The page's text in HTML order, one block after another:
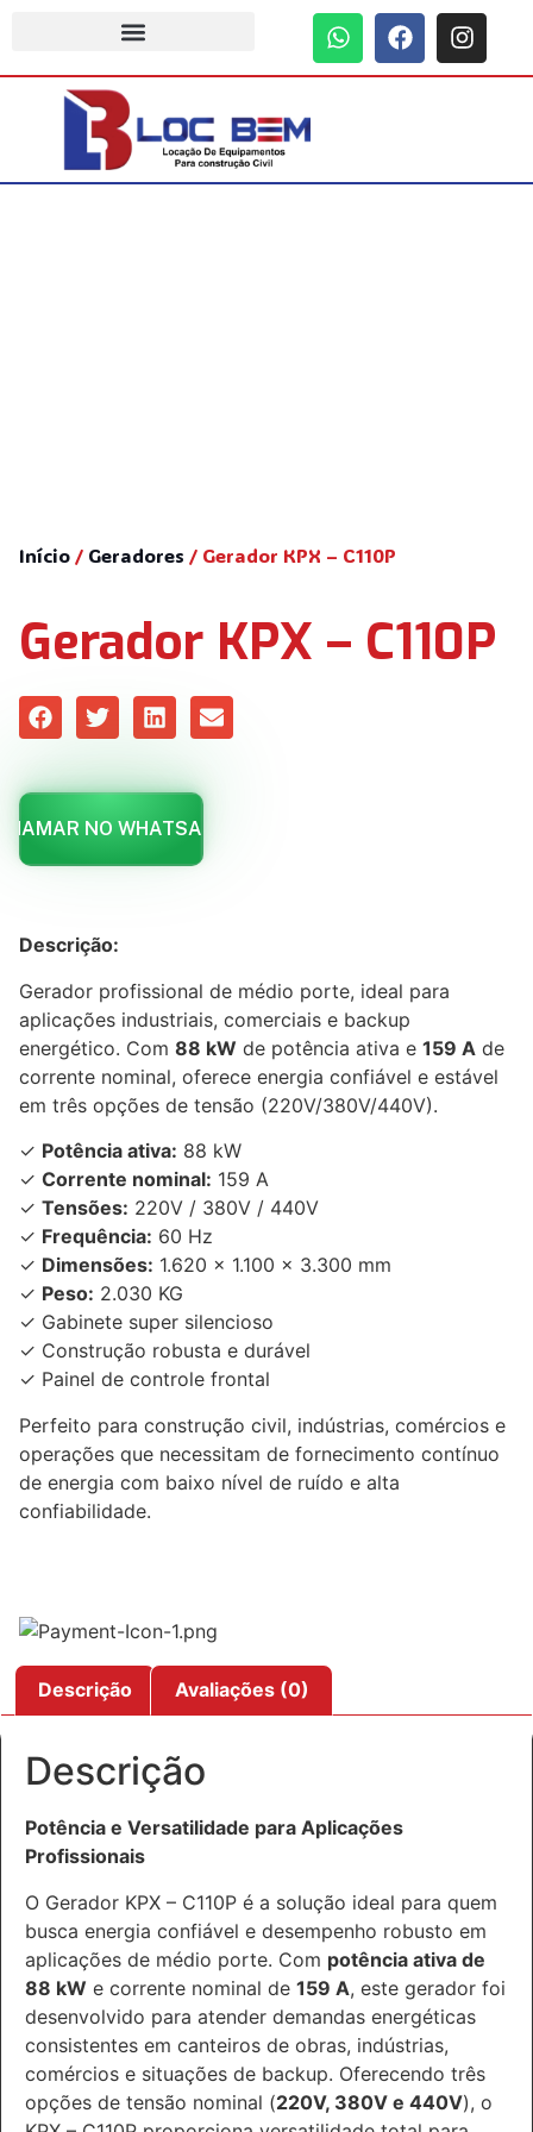
Início / Geradores / Gerador KPX – C110P
Gerador KPX – C110P
NO WHATSAPP
Descrição:
Gerador profissional de médio porte, ideal para
aplicações industriais, comerciais e backup
energético. Com 88 kW de potência ativa e 159 A de
corrente nominal, oferece energia confiável e estável
em três opções de tensão (220V/380V/440V).
✓ Potência ativa: 88 kW
✓ Corrente nominal: 159 A
✓ Tensões: 220V / 380V / 440V
✓ Frequência: 60 Hz
✓ Dimensões: 1.620 x 1.100 x 3.300 mm
✓ Peso: 2.030 KG
✓ Gabinete super silencioso
✓ Construção robusta e durável
✓ Painel de controle frontal
Perfeito para construção civil, indústrias, comércios e
operações que necessitam de fornecimento contínuo
de energia com baixo nível de ruído e alta
confiabilidade.
Descrição Avaliações (0)
Descrição
Potência e Versatilidade para Aplicações
Profissionais
O Gerador KPX – C110P é a solução ideal para quem
busca energia confiável e desempenho robusto em
aplicações de médio porte. Com potência ativa de
88 kW e corrente nominal de 159 A, este gerador foi
desenvolvido para atender demandas energéticas
consistentes em canteiros de obras, indústrias,
comércios e situações de backup. Oferecendo três
opções de tensão nominal (220V, 380V e 440V), o